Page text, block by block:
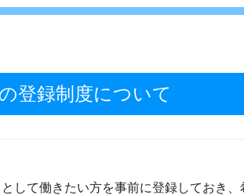
登録制度について
して働きたい方を事前に登録しておき